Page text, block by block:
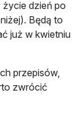
dzień po
Będą to
już w kwietniu
przepisów,
zwrócić